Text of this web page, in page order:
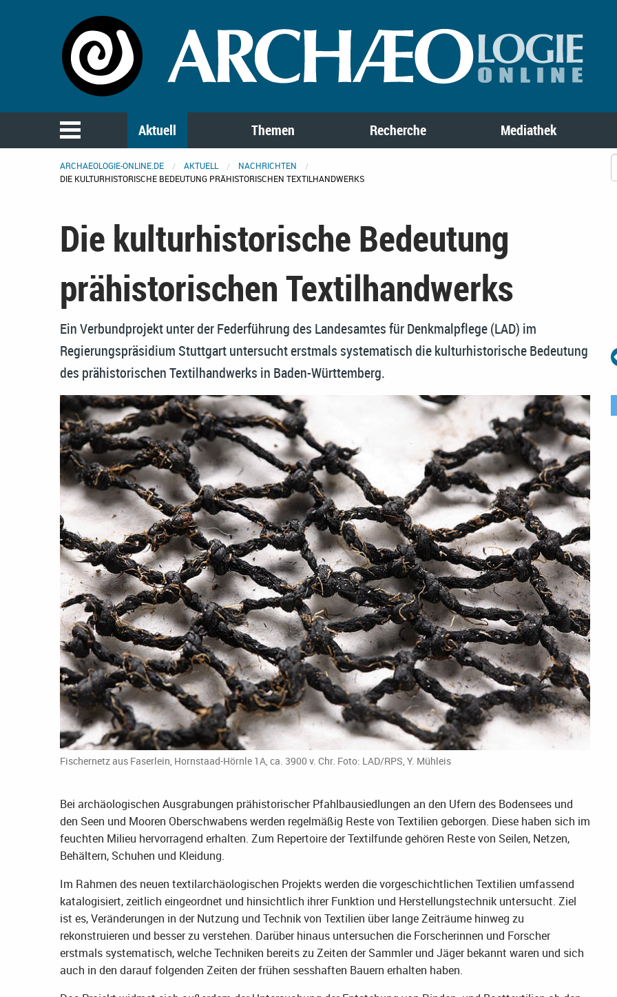
Aktuell Themen Recherche Mediathek
ARCHAEOLOGIE-ONLINE.DE AKTUELL
NACHRICHTEN
DIE KULTURHISTORISCHE BEDEUTUNG PRÄHISTORISCHEN TEXTILHANDWERKS
Die kulturhistorische Bedeutung
prähistorischen Textilhandwerks
Ein Verbundprojekt unter der Federführung des Landesamtes für Denkmalpflege (LAD) im
Regierungspräsidium Stuttgart untersucht erstmals systematisch die kulturhistorische Bedeutung
des prähistorischen Textilhandwerks in Baden-Württemberg.
Fischernetz aus Faserlein, Hornstaad-Hörnle 1A, ca. 3900 v. Chr. Foto: LAD/RPS, Y. Mühleis
Bei archäologischen Ausgrabungen prähistorischer Pfahlbausiedlungen an den Ufern des Bodensees und
den Seen und Mooren Oberschwabens werden regelmäßig Reste von Textilien geborgen. Diese haben sich im
feuchten Milieu hervorragend erhalten. Zum Repertoire der Textilfunde gehören Reste von Seilen, Netzen,
Behältern, Schuhen und Kleidung.
Im Rahmen des neuen textilarchäologischen Projekts werden die vorgeschichtlichen Textilien umfassend
katalogisiert, zeitlich eingeordnet und hinsichtlich ihrer Funktion und Herstellungstechnik untersucht. Ziel
ist es, Veränderungen in der Nutzung und Technik von Textilien über lange Zeiträume hinweg zu
rekonstruieren und besser zu verstehen. Darüber hinaus untersuchen die Forscherinnen und Forscher
erstmals systematisch, welche Techniken bereits zu Zeiten der Sammler und Jäger bekannt waren und sich
auch in den darauf folgenden Zeiten der frühen sesshaften Bauern erhalten haben.